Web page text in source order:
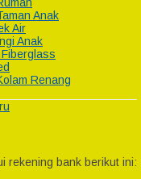
Anak
Air
Anak
Renang
rekening bank berikut ini: